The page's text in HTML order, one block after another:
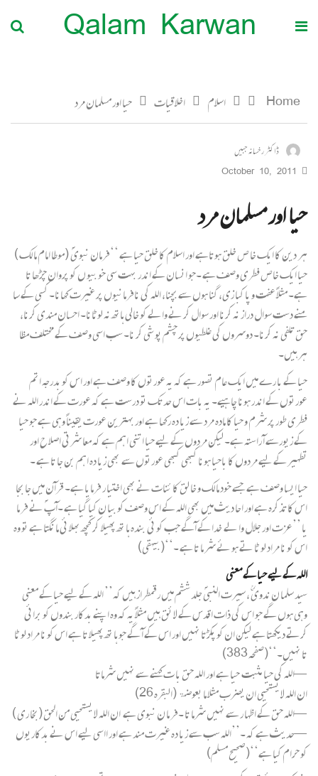
Qalam Karwan
Home اسلام اخلاقیات حیا اور مسلمان مرد
ڈاکٹر رخسانہ جبیں
October 10, 2011
حیا اور مسلمان مرد
ہر دین کا ایک خا ص خلق ہوتاہے اور اسلام کا خلق حیا ہے ‘‘فرمان نبویؐ (موطا امام ما لک )
حیا ایک خاص فطری وصف ہے ۔جو انسان کے اندر بہت سی خو بیو ں کو پروان چڑھا تا
ہے۔ مثلاً عفت و پا کبا زی، گنا ہوں سے بچنا، اللہ کی نافرمانیوں پر غیرت کھانا۔ کسی کے سا
منے دست سوال دراز نہ کرنا اور سوال کر نے والے کو خالی ہاتھ نہ لوٹانا۔ احسان مندی کرنا،
حق تلفی نہ کرنا۔ دوسروں کی غلطیوں پر چشم پو شی کر نا۔ سب اسی وصف کے مختلف مظا
ہر ہیں۔
حیا کے با رے میں ایک عام تصور ہے کہ یہ عورتوں کا وصف ہے اور اس کو بدرجہ اتم
عورتوں کے اندر ہونا چاہیے۔ یہ بات اس حد تک تو درست ہے کہ عورت کے اندر اللہ نے
فطری طور پر شرم و حیا کا مادہ مرد سے زیا دہ رکھا ہے اور بہترین عورت یقیناً وہی ہے جو حیا
کے زیورسے آ راستہ ہے۔ لیکن مردوں کے لیے حیا اتنی اہم ہے کہ معا شرتی اصلا ح اور
تطہیر کے لیے مردوں کا باحیا ہونا کبھی کبھی عورتوں سے بھی زیا دہ اہم بن جا تا ہے ۔
حیا ایسا وصف ہے جسے خود ما لک و خا لق کا ئنات نے بھی اختیا ر فرمایا ہے۔ قرآن میں جا بجا
اس کا تذکرہ ہے اور احا دیث میں بھی اللہ کے اس وصف کو بیا ن کیا گیا ہے ۔آپ ؐنے فر ما
یا ’’ عزت اور جلال وا لے خدا کے آگے جب کو ئی بندہ ہا تھ پھیلا کر کچھ بھلا ئی ما نگتا ہے تو وہ
اس کو نا مراد لو ٹا تے ہو ئے شر ما تا ہے ۔‘‘(بیہقی)
اللہ کے لیے حیا کے معنی
سید سلما ن ندوی ؒ، سیرت النبیؐ جلد ششم میں رقمطراز ہیں کہ’’ اللہ کے لیے حیا کے معنی
وہی ہوں گے جو اس کی ذات اقدس کے لا ئق ہیں مثلاً یہ کہ وہ اپنے بدکار بندوں کو برائی
کرتے دیکھتا ہے لیکن ان کو پکڑتا نہیں اور اس کے آ گے جو ہا تھ پھیلا تا ہے اس کو نا مراد لو ٹا
تا نہیں۔‘‘(صفحہ 383)
—اللہ کی حیا مثبت حیا ہے اور اللہ حق با ت کہنے سے نہیں شرماتا
ان اللہ لا یستحیی ان یضرب مثلا ما بعوضۃ (البقرہ 26)
—اللہ حق کے اظہا ر سے نہیں شرما تا ۔فر ما ن نبوی ہے ان اللہ لا یستحیی من الحق (بخا ری )
—حدیث ہے کہ ۔’’اللہ سب سے زیا دہ غیرت مند ہے اور ااسی لیے اس نے بدکاریوں
کو حرام کیا ہے‘‘(صحیح مسلم)